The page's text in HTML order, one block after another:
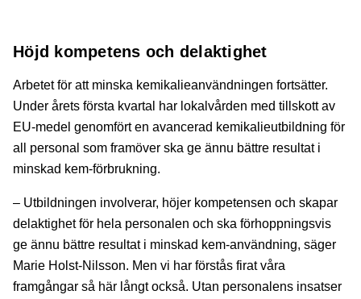
Höjd kompetens och delaktighet
Arbetet för att minska kemikalieanvändningen fortsätter.
Under årets första kvartal har lokalvården med tillskott av
EU-medel genomfört en avancerad kemikalieutbildning för
all personal som framöver ska ge ännu bättre resultat i
minskad kem-förbrukning.
– Utbildningen involverar, höjer kompetensen och skapar
delaktighet för hela personalen och ska förhoppningsvis
ge ännu bättre resultat i minskad kem-användning, säger
Marie Holst-Nilsson. Men vi har förstås firat våra
framgångar så här långt också. Utan personalens insatser